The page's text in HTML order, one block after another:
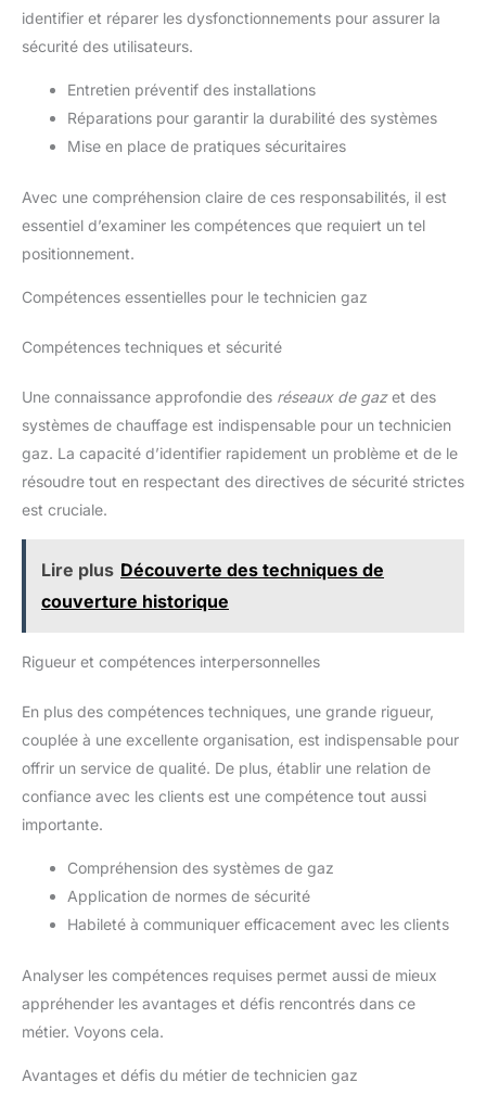
identifier et réparer les dysfonctionnements pour assurer la
sécurité des utilisateurs.
Entretien préventif des installations
Réparations pour garantir la durabilité des systèmes
Mise en place de pratiques sécuritaires
Avec une compréhension claire de ces responsabilités, il est
essentiel d’examiner les compétences que requiert un tel
positionnement.
Compétences essentielles pour le technicien gaz
Compétences techniques et sécurité
Une connaissance approfondie des réseaux de gazet des
systèmes de chauffage est indispensable pour un technicien
gaz. La capacité d’identifier rapidement un problème et de le
résoudre tout en respectant des directives de sécurité strictes
est cruciale.
Lire plus Découverte des techniques de
couverture historique
Rigueur et compétences interpersonnelles
En plus des compétences techniques, une grande rigueur,
couplée à une excellente organisation, est indispensable pour
offrir un service de qualité. De plus, établir une relation de
confiance avec les clients est une compétence tout aussi
importante.
Compréhension des systèmes de gaz
Application de normes de sécurité
Habileté à communiquer efficacement avec les clients
Analyser les compétences requises permet aussi de mieux
appréhender les avantages et défis rencontrés dans ce
métier. Voyons cela.
Avantages et défis du métier de technicien gaz